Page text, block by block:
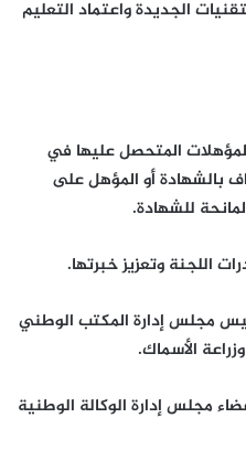
الجديدة واعتماد التعليم
المتحصل عليها في
بالشهادة أو المؤهل على
للشهادة.
اللجنة وتعزيز خبرتها.
مجلس إدارة المكتب الوطني
الأسماك.
مجلس إدارة الوكالة الوطنية